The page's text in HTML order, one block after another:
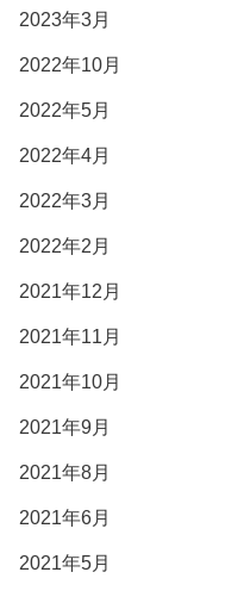
2023年3月
2022年10月
2022年5月
2022年4月
2022年3月
2022年2月
2021年12月
2021年11月
2021年10月
2021年9月
2021年8月
2021年6月
2021年5月